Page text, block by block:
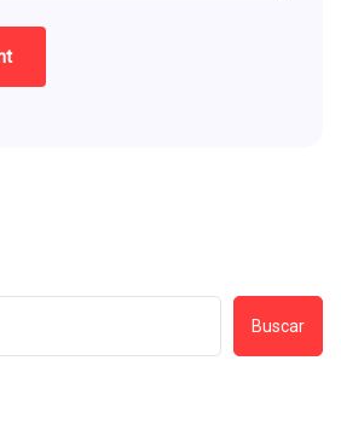
Buscar